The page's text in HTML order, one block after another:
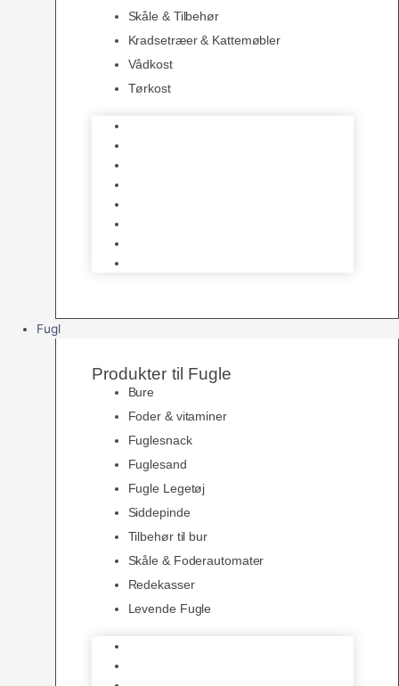
Skåle & Tilbehør
Kradsetræer & Kattemøbler
Vådkost
Tørkost
Fugl
Produkter til Fugle
Bure
Foder & vitaminer
Fuglesnack
Fuglesand
Fugle Legetøj
Siddepinde
Tilbehør til bur
Skåle & Foderautomater
Redekasser
Levende Fugle